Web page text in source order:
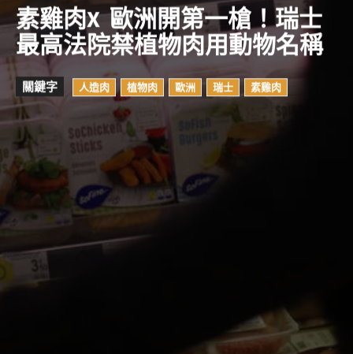
素雞肉X 歐洲開第一槍！瑞士
最高法院禁植物肉用動物名稱
關鍵字 人造肉 植物肉 歐洲 瑞士 素雞肉